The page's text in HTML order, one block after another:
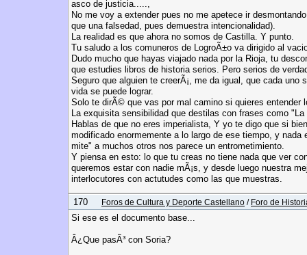
asco de justicia.....,
No me voy a extender pues no me apetece ir
que una falsedad, pues demuestra intencionalidad).
La realidad es que ahora no somos de Castilla. Y punto.
Tu saludo a los comuneros de LogroÃ±o va dirigido al
Dudo mucho que hayas viajado nada por la Rioja, tu
que estudies libros de historia serios. Pero serios de
Seguro que alguien te creerÃ¡, me da igual, que cada
vida se puede lograr.
Solo te dirÃ© que vas por mal camino si quieres
La exquisita sensibilidad que destilas con frases como
Hablas de que no eres imperialista, Y yo te digo que si
modificado enormemente a lo largo de ese tiempo, y
mite" a muchos otros nos parece un entrometimiento.
Y piensa en esto: lo que tu creas no tiene nada que ver
queremos estar con nadie mÃ¡s, y desde luego nuestra
interlocutores con actutudes como las que muestras.
170 Foros de Cultura y Deporte Castellano / Foro de
Si ese es el documento base...
Â¿Que pasÃ³ con Soria?